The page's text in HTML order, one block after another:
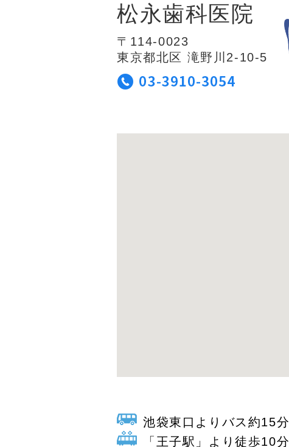
松永歯科医院
〒114-0023
東京都北区 滝野川2-10-5
池袋東口よりバス約15分
「王子駅」より徒歩10分